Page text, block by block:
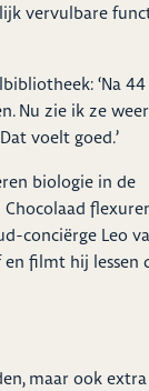
vervulbare
‘Na
Nu zie ik ze weer
voelt goed.’
biologie in de
conciërge Leo
filmt hij lessen
maar ook extra